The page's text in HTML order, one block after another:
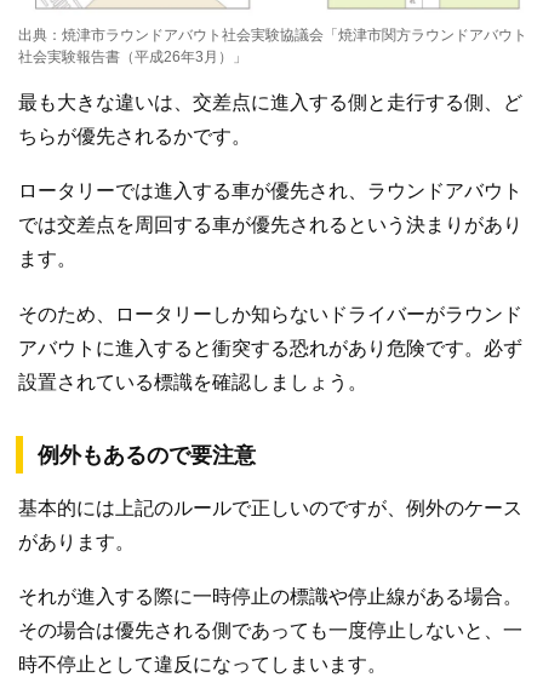
出典：焼津市ラウンドアバウト社会実験協議会「焼津市関方ラウンドアバウト
社会実験報告書（平成26年3月）」
最も大きな違いは、交差点に進入する側と走行する側、ど
ちらが優先されるかです。
ロータリーでは進入する車が優先され、ラウンドアバウト
では交差点を周回する車が優先されるという決まりがあり
ます。
そのため、ロータリーしか知らないドライバーがラウンド
アバウトに進入すると衝突する恐れがあり危険です。必ず
設置されている標識を確認しましょう。
例外もあるので要注意
基本的には上記のルールで正しいのですが、例外のケース
があります。
それが進入する際に一時停止の標識や停止線がある場合。
その場合は優先される側であっても一度停止しないと、一
時不停止として違反になってしまいます。